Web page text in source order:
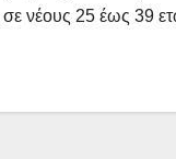
σε νέους 25 έως 39